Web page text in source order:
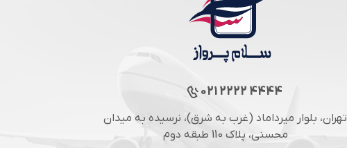
021 2222 4444
تهران، بلوار میرداماد (غرب به شرق)، نرسیده به میدان
محسنی، پلاک 110 طبقه دوم